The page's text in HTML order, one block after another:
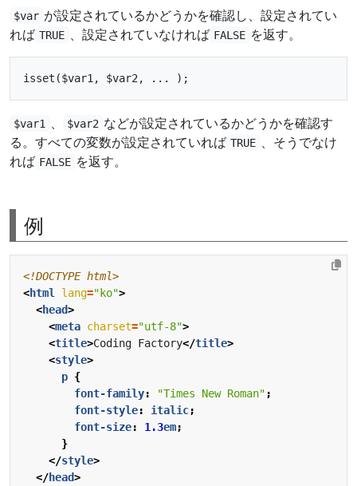
$var が設定されているかどうかを確認し、設定されてい
れば TRUE 、設定されていなければ FALSE を返す。
$var1 、 $var2 などが設定されているかどうかを確認す
る。すべての変数が設定されていれば TRUE 、そうでなけ
れば FALSE を返す。
例
<!DOCTYPE html>
<html lang="ko">
<head>
<meta charset="utf-8">
<title>Coding Factory</title>
<style>
p {
font-family: "Times New Roman" ;
font-style: italic;
font-size: 1.3em;
}
</style>
</head>